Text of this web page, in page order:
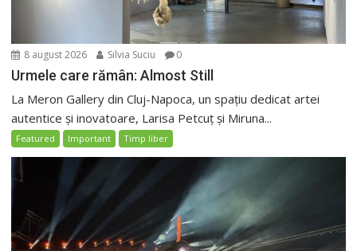
8 august 2026 Silvia Suciu 0
Urmele care rămân: Almost Still
La Meron Gallery din Cluj-Napoca, un spațiu dedicat artei
autentice și inovatoare, Larisa Petcuț și Miruna...
Featured Important Timp liber